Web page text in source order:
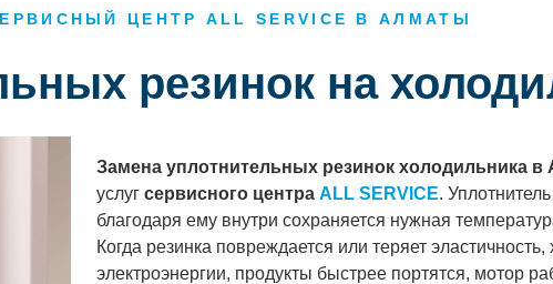
ЦЕНТР ALL SERVICE В АЛМАТЫ
резинок на
Замена уплотнительных резинок холодильника в
услуг сервисного центра ALL SERVICE.
благодаря ему внутри сохраняется нужная
Когда резинка повреждается или теряет
электроэнергии, продукты быстрее портятся, мотор